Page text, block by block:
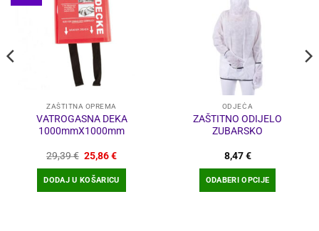
ZAŠTITNA OPREMA
VATROGASNA DEKA
1000mmX1000mm
29,39€ Izvorna
cijena
bila
je:
29,39 €.
25,86€Trenutna
25,86 €.
DODAJ U KOŠARICU
ODJEĆA
ZAŠTITNO ODIJELO
ZUBARSKO
8,47€
ODABERI OPCIJE